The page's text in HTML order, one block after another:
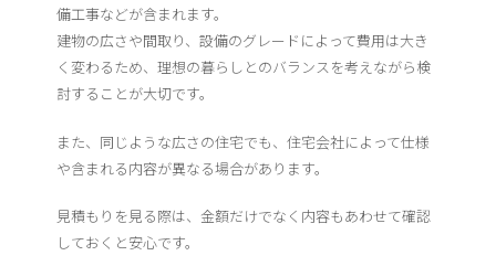
備工事などが含まれます。
建物の広さや間取り、設備のグレードによって費用は大き
く変わるため、理想の暮らしとのバランスを考えながら検
討することが大切です。
また、同じような広さの住宅でも、住宅会社によって仕様
や含まれる内容が異なる場合があります。
見積もりを見る際は、金額だけでなく内容もあわせて確認
しておくと安心です。